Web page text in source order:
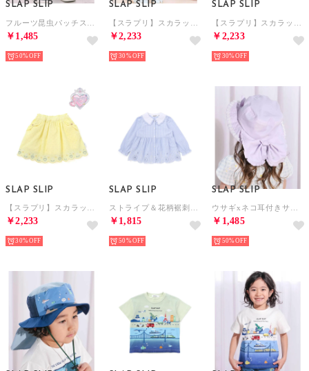
SLAP SLIP
￥1,485
50%
SLAP SLIP
￥2,233
30%
SLAP SLIP
￥2,233
30%
SLAP SLIP
￥2,233
30%
SLAP SLIP
￥1,815
50%
SLAP SLIP
￥1,485
50%